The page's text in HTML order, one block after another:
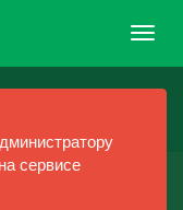
сервисе